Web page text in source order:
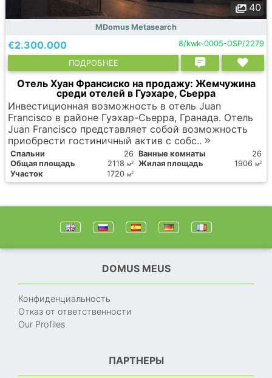
40
MDomus Metasearch
€2.300.000 8/kwk-0005-DSP/2279
ПОДРОБНЕЕ
Отель Хуан Франсиско на продажу: Жемчужина
среди отелей в Гуэхаре, Сьерра
Инвестиционная возможность в отель Juan
Francisco в районе Гуэхар-Сьерра, Гранада. Отель
Juan Francisco представляет собой возможность
приобрести гостиничный актив с собс..
Спальни 26 Ванные комнаты
26
Общая площадь
2118 м2 Жилая площадь 1906 м2
Участок 1720 м2
DOMUS MEUS
Конфиденциальность
Отказ от ответственности
Our Profiles
ПАРТНЕРЫ